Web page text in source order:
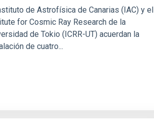
de Astrofísica de Canarias (IAC) y el
for Cosmic Ray Research de la
de Tokio (ICRR-UT) acuerdan la
de cuatro...